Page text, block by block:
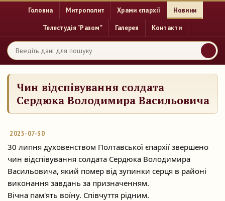
Головна Митрополит Храми єпархії Новини
Телестудія "Разом" Галерея Контакти
Чин відспівування солдата
Сердюка Володимира Васильовича
2025-07-30
30 липня духовенством Полтавської єпархії звершено
чин відспівування солдата Сердюка Володимира
Васильовича, який помер від зупинки серця в районі
виконання завдань за призначенням.
Вічна пам'ять воїну. Співчуття рідним.